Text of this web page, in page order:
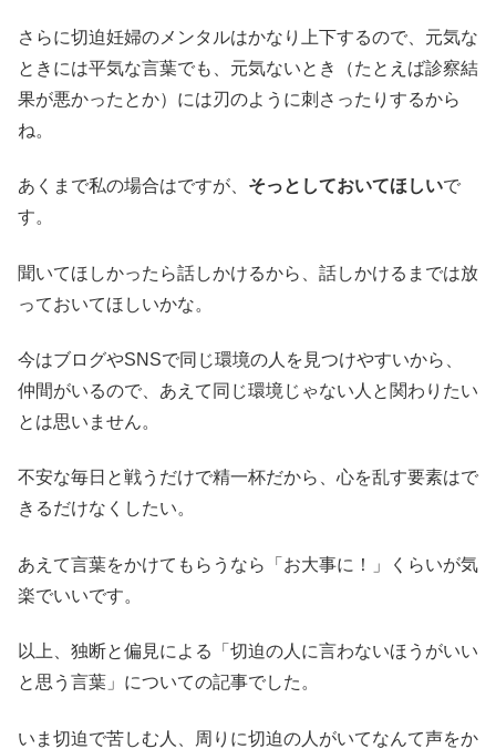
さらに切迫妊婦のメンタルはかなり上下するので、元気な
ときには平気な言葉でも、元気ないとき（たとえば診察結
果が悪かったとか）には刃のように刺さったりするから
ね。
あくまで私の場合はですが、 そっとしておいてほしいで
す。
聞いてほしかったら話しかけるから、話しかけるまでは放
っておいてほしいかな。
今はブログやSNSで同じ環境の人を見つけやすいから、
仲間がいるので、あえて同じ環境じゃない人と関わりたい
とは思いません。
不安な毎日と戦うだけで精一杯だから、心を乱す要素はで
きるだけなくしたい。
あえて言葉をかけてもらうなら「お大事に！」くらいが気
楽でいいです。
以上、独断と偏見による「切迫の人に言わないほうがいい
と思う言葉」についての記事でした。
いま切迫で苦しむ人、周りに切迫の人がいてなんて声をか